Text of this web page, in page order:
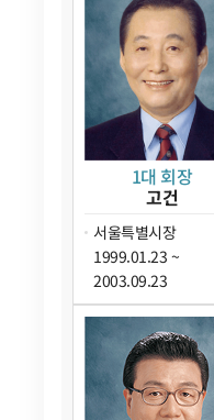
1대 회장
고건
서울특별시장
1999.01.23 ~
2003.09.23